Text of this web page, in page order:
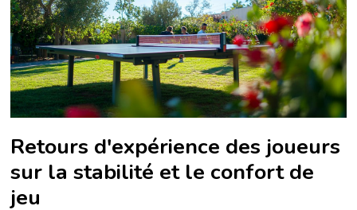
Retours d'expérience des joueurs
sur la stabilité et le confort de
jeu